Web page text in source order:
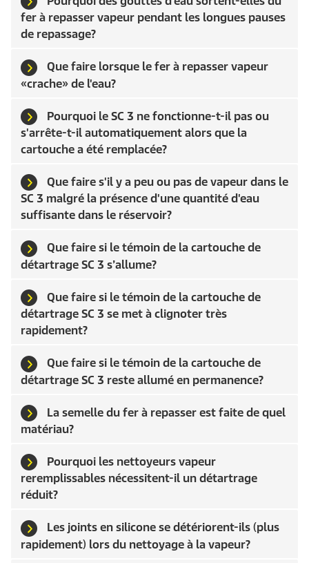
fer à repasser vapeur pendant les longues pauses
de repassage?
Que faire lorsque le fer à repasser vapeur
«crache» de l'eau?
Pourquoi le SC 3 ne fonctionne-t-il pas ou
s'arrête-t-il automatiquement alors que la
cartouche a été remplacée?
Que faire s'il y a peu ou pas de vapeur dans le
SC 3 malgré la présence d'une quantité d'eau
suffisante dans le réservoir?
Que faire si le témoin de la cartouche de
détartrage SC 3 s’allume?
Que faire si le témoin de la cartouche de
détartrage SC 3 se met à clignoter très
rapidement?
Que faire si le témoin de la cartouche de
détartrage SC 3 reste allumé en permanence?
La semelle du fer à repasser est faite de quel
matériau?
Pourquoi les nettoyeurs vapeur
reremplissables nécessitent-il un détartrage
réduit?
Les joints en silicone se détériorent-ils (plus
rapidement) lors du nettoyage à la vapeur?